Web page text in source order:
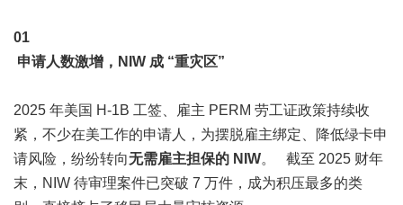
01
申请人数激增，NIW 成 “重灾区”
2025 年美国 H-1B 工签、雇主 PERM 劳工证政策持续收
紧，不少在美工作的申请人，为摆脱雇主绑定、降低绿卡申
请风险，纷纷转向无需雇主担保的 NIW。 截至 2025 财年
末，NIW 待审理案件已突破 7 万件，成为积压最多的类